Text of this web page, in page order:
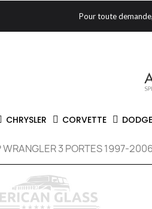
Pour toute
CHRYSLER CORVETTE DODGE
WRANGLER 3 PORTES 1997-2006